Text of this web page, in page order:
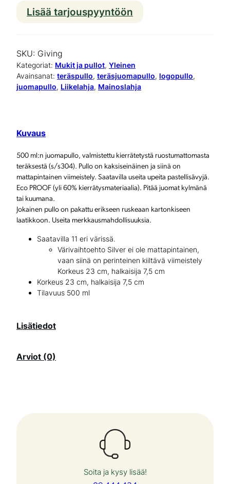
m
a
l
l
o
k
i
e
t
s
Lisää tarjouspyyntöön
SKU: Giving
Kategoriat: Mukit ja pullot, Yleinen
Avainsanat: teräspullo, teräsjuomapullo, logopullo
juomapullo, Liikelahja, Mainoslahja
Kuvaus
500 ml:n juomapullo, valmistettu kierrätetystä ruostumattomasta
teräksestä (s/s304). Pullo on kaksiseinäinen ja siinä on
mattapintainen viimeistely. Saatavilla useita upeita pastellisävyjä.
Eco PROOF (yli 60% kierrätysmateriaalia). Pitää juomat kylmänä
tai kuumana.
Jokainen pullo on pakattu erikseen ruskeaan kartonkiseen
laatikkoon. Useita merkkausmahdollisuuksia.
Saatavilla 11 eri värissä.
Värivaihtoehto Silver ei ole mattapintainen,
vaan siinä on perinteinen kiiltävä viimeistely
Korkeus 23 cm, halkaisija 7,5 cm
Korkeus 23 cm, halkaisija 7,5 cm
Tilavuus 500 ml
Lisätiedot
Arviot (0)
Soita ja kysy lisää!